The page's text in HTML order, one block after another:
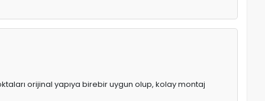
orijinal yapıya birebir uygun olup, kolay montaj